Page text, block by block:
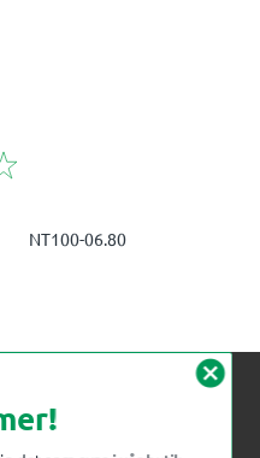
till i favoriter
NT100-06.80
cancel